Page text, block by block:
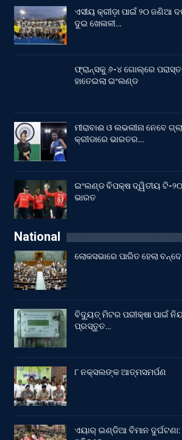
ଏସୀୟ କ୍ରୀଡ଼ା ପାଇଁ ୨୦ ଜଣିଆ
ଦୁଇ ଖେଳାଳୀ…
ଫ୍ରାନ୍ସକୁ ୬-୪ ଗୋଲ୍‌ରେ
ହାତେଇଲା ଇଂଲଣ୍ଡ
ମୀରାବାଈ ଓ ଲଭଲୀନା ନେବେ
କ୍ରୀଡାରେ ଭାରତର…
ଇଂଲଣ୍ଡ ବିପକ୍ଷ ଦ୍ୱିତୀୟ ଟି-
ଭାରତ
National
ଲୋକସଭାରେ ପାରିତ ହେଲା
ବିଦ୍ୟୁତ୍ ମିଟର ପରୀକ୍ଷା ପାଇଁ
ପ୍ରସ୍ତୁତ…
୮ ନକ୍ସଲଙ୍କ ଆତ୍ମସମର୍ପଣ
ଏୟାର୍ ଇଣ୍ଡିଆ ବିମାନ